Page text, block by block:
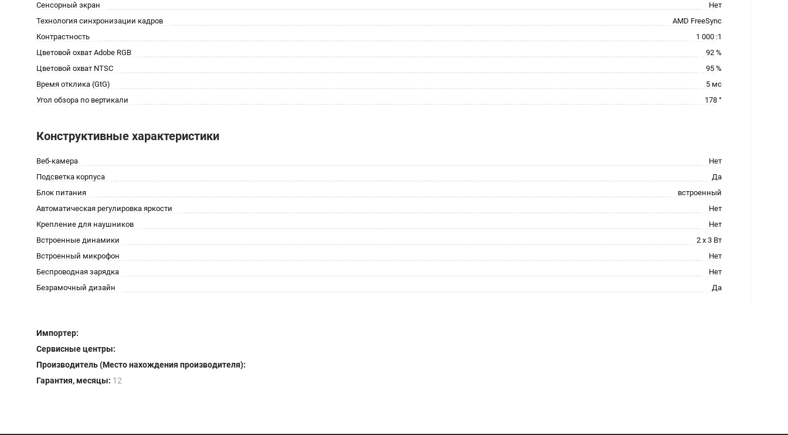
Сенсорный экран
Нет
Технология синхронизации кадров
AMD FreeSync
Контрастность
1 000 :1
Цветовой охват Adobe RGB
92 %
Цветовой охват NTSC
95 %
Время отклика (GtG)
5 мс
Угол обзора по вертикали
178 °
Конструктивные характеристики
Веб-камера
Нет
Подсветка корпуса
Да
Блок питания
встроенный
Автоматическая регулировка яркости
Нет
Крепление для наушников
Нет
Встроенные динамики
2 x 3 Вт
Встроенный микрофон
Нет
Беспроводная зарядка
Нет
Безрамочный дизайн
Да
Импортер:
Сервисные центры:
Производитель (Место нахождения производителя):
Гарантия, месяцы: 12